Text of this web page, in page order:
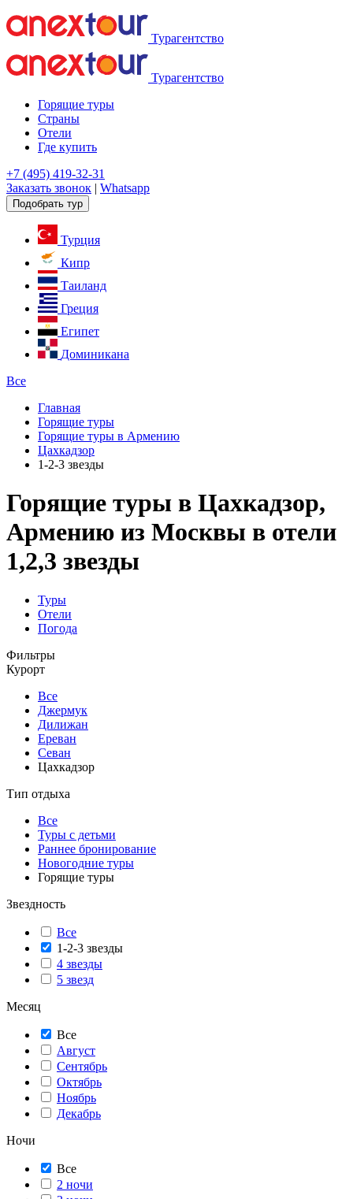
Турагентство
Турагентство
Горящие туры
Страны
Отели
Где купить
+7 (495) 419-32-31
Заказать звонок | Whatsapp
Подобрать тур
Турция
Кипр
Таиланд
Греция
Египет
Доминикана
Все
Главная
Горящие туры
Горящие туры в Армению
Цахкадзор
1-2-3 звезды
Горящие туры в Цахкадзор,
Армению из Москвы в отели
1,2,3 звезды
Туры
Отели
Погода
Фильтры
Курорт
Все
Джермук
Дилижан
Ереван
Севан
Цахкадзор
Тип отдыха
Все
Туры с детьми
Раннее бронирование
Новогодние туры
Горящие туры
Звездность
Все
1-2-3 звезды
4 звезды
5 звезд
Месяц
Все
Август
Сентябрь
Октябрь
Ноябрь
Декабрь
Ночи
Все
2 ночи